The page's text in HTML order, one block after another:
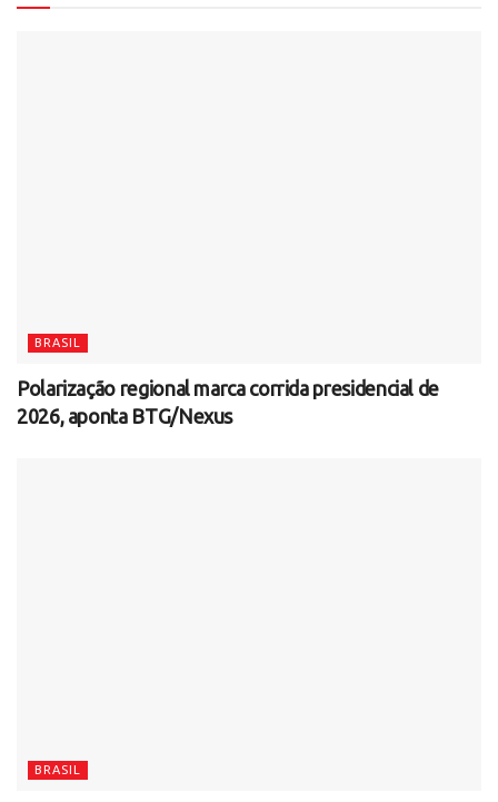
BRASIL
Polarização regional marca corrida presidencial de
2026, aponta BTG/Nexus
BRASIL